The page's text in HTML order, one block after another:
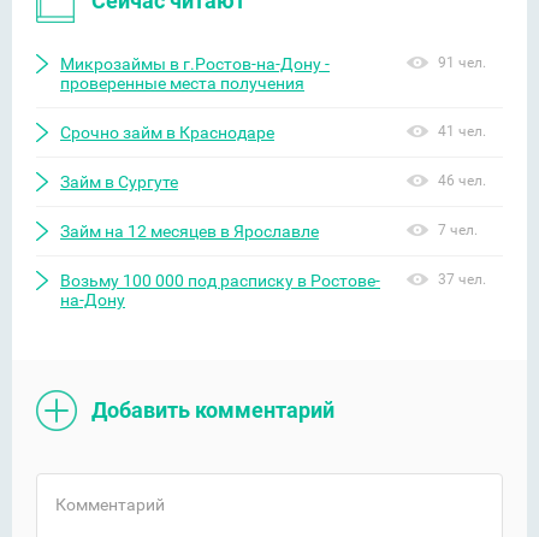
Микрозаймы в г.Ростов-на-Дону -
проверенные места получения
91 чел.
Срочно займ в Краснодаре 41 чел.
Займ в Сургуте 46 чел.
Займ на 12 месяцев в Ярославле 7 чел.
Возьму 100 000 под расписку в Ростове-
на-Дону
37 чел.
Добавить комментарий